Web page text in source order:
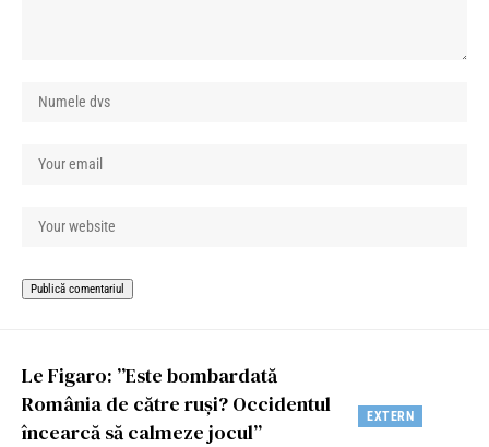
EXTERN
Le Figaro: ”Este bombardată
România de către ruși? Occidentul
încearcă să calmeze jocul”